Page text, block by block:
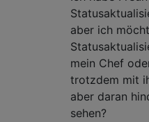
aber ich
mein Chef
trotzdem mit
aber daran
sehen?